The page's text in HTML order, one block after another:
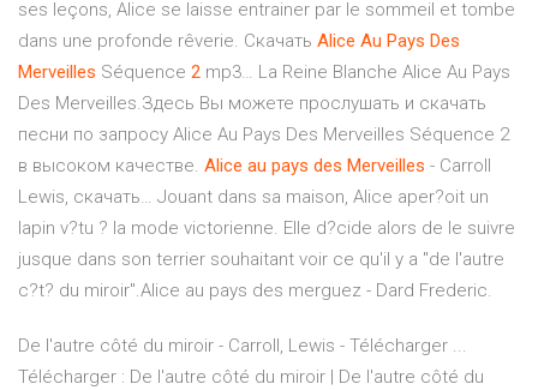
ses leçons, Alice se laisse entrainer par le sommeil et tombe
dans une profonde rêverie. Скачать Alice Au Pays Des
Merveilles Séquence 2 mp3… La Reine Blanche Alice Au Pays
Des Merveilles.Здесь Вы можете прослушать и скачать
песни по запросу Alice Au Pays Des Merveilles Séquence 2
в высоком качестве. Alice au pays des Merveilles - Carroll
Lewis, скачать… Jouant dans sa maison, Alice aper?oit un
lapin v?tu ? la mode victorienne. Elle d?cide alors de le suivre
jusque dans son terrier souhaitant voir ce qu'il y a "de l'autre
c?t? du miroir".Alice au pays des merguez - Dard Frederic.
De l'autre côté du miroir - Carroll, Lewis - Télécharger ...
Télécharger : De l'autre côté du miroir | De l'autre côté du